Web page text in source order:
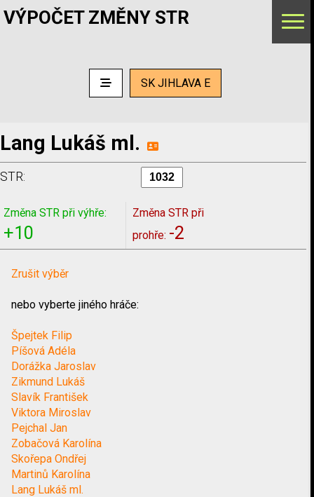
VÝPOČET ZMĚNY STR
SK JIHLAVA E
Lang Lukáš ml.
STR:
Změna STR při výhře:
+10
Změna STR při
prohře: -2
Zrušit výběr
nebo vyberte jiného hráče:
Špejtek Filip
Píšová Adéla
Dorážka Jaroslav
Zikmund Lukáš
Slavík František
Viktora Miroslav
Pejchal Jan
Zobačová Karolína
Skořepa Ondřej
Martinů Karolína
Lang Lukáš ml.